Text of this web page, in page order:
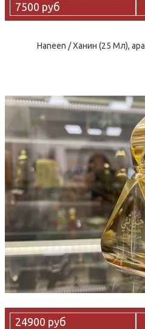
7500 руб
Haneen / Ханин (25 Мл),
24900 руб